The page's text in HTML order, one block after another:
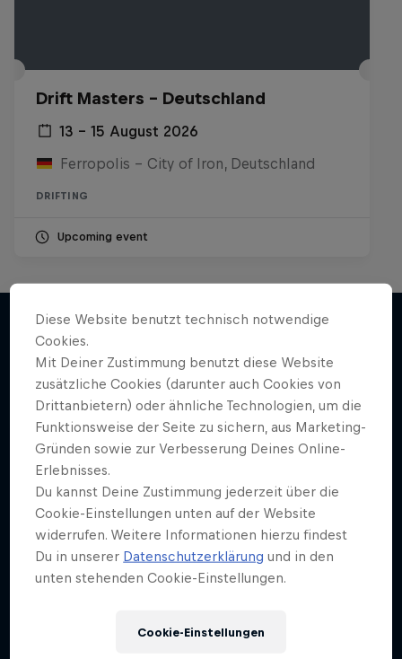
Drift Masters – Deutschland
13 – 15 August 2026
Ferropolis – City of Iron, Deutschland
DRIFTING
Upcoming event
Mehr davon
Diese Website benutzt technisch notwendige
Cookies.
Mit Deiner Zustimmung benutzt diese Website
zusätzliche Cookies (darunter auch Cookies von
Drittanbietern) oder ähnliche Technologien, um die
Funktionsweise der Seite zu sichern, aus Marketing-
Gründen sowie zur Verbesserung Deines Online-
Erlebnisses.
Du kannst Deine Zustimmung jederzeit über die
Cookie-Einstellungen unten auf der Website
widerrufen. Weitere Informationen hierzu findest
Du in unserer Datenschutzerklärung und in den
unten stehenden Cookie-Einstellungen.
Cookie-Einstellungen